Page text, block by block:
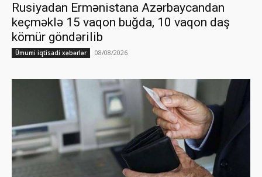
Rusiyadan Ermənistana Azərbaycandan
keçməklə 15 vaqon buğda, 10 vaqon daş
kömür göndərilib
Ümumi iqtisadi xəbərlər 08/08/2026